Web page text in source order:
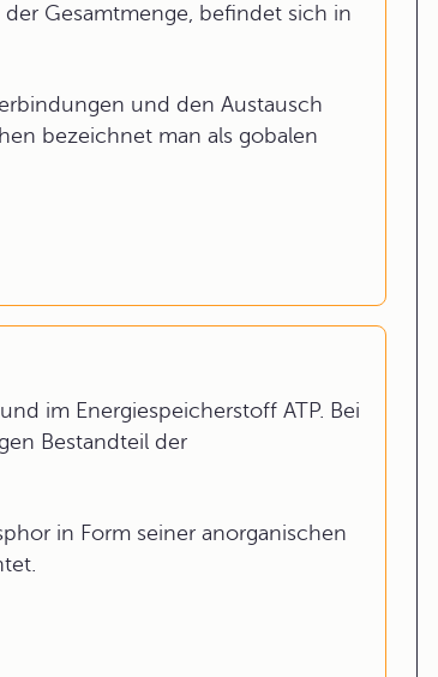
Gesamtmenge, befindet sich in
und den Austausch
bezeichnet man als gobalen
im Energiespeicherstoff ATP. Bei
Bestandteil der
in Form seiner anorganischen